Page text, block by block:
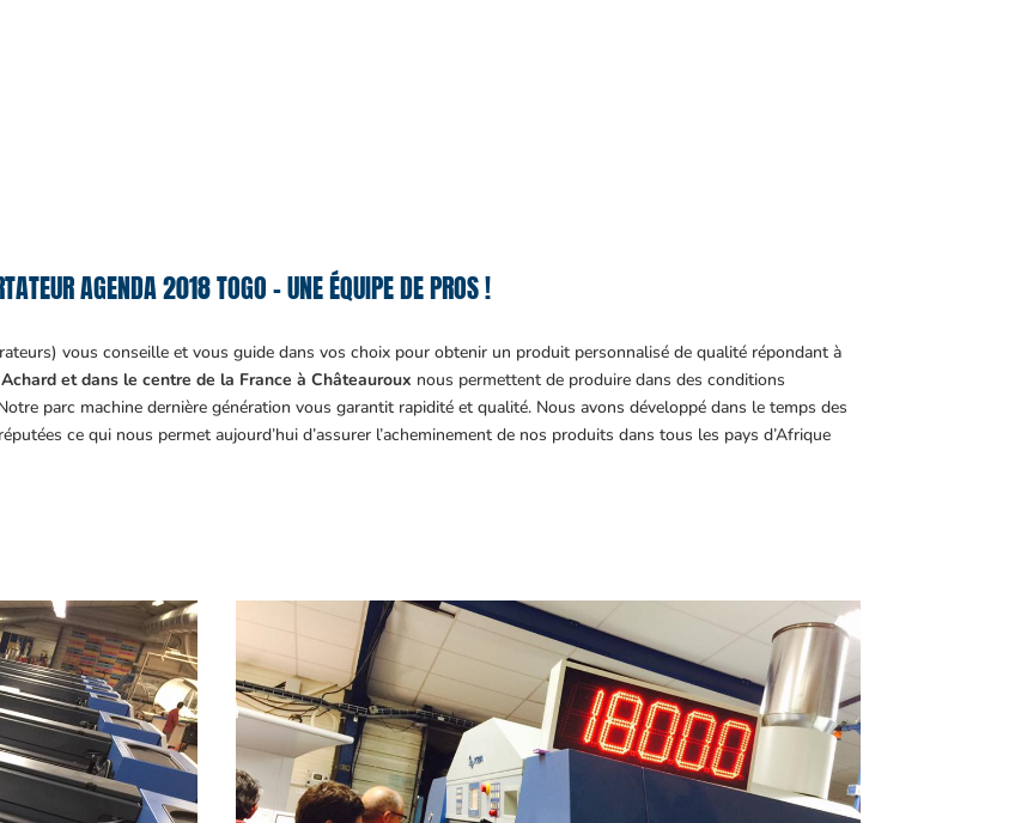
AGENDA 2018 TOGO – UNE ÉQUIPE DE PROS !
vous conseille et vous guide dans vos choix pour obtenir un produit personnalisé de qualité répondant à
et dans le centre de la France à Châteauroux nous permettent de produire dans des conditions
parc machine dernière génération vous garantit rapidité et qualité. Nous avons développé dans le temps des
ce qui nous permet aujourd’hui d’assurer l’acheminement de nos produits dans tous les pays d’Afrique